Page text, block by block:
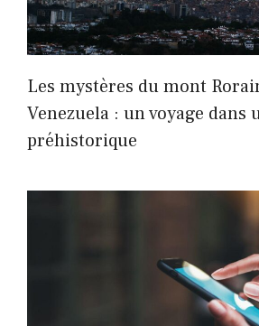
Les mystères du mont
Venezuela : un voyage dans
préhistorique